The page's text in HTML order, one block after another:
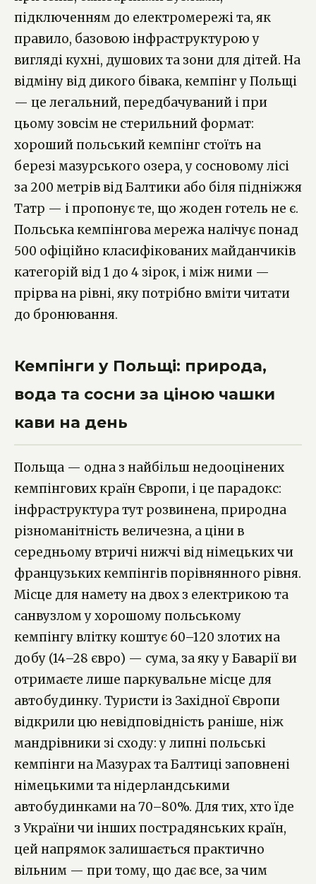
підключенням до електромережі та, як
правило, базовою інфраструктурою у
вигляді кухні, душових та зони для дітей. На
відміну від дикого бівака, кемпінг у Польщі
— це легальний, передбачуваний і при
цьому зовсім не стерильний формат:
хороший польський кемпінг стоїть на
березі мазурського озера, у сосновому лісі
за 200 метрів від Балтики або біля підніжжя
Татр — і пропонує те, що жоден готель не є.
Польська кемпінгова мережа налічує понад
500 офіційно класифікованих майданчиків
категорій від 1 до 4 зірок, і між ними —
прірва на рівні, яку потрібно вміти читати
до бронювання.
Кемпінги у Польщі: природа,
вода та сосни за ціною чашки
кави на день
Польща — одна з найбільш недооцінених
кемпінгових країн Європи, і це парадокс:
інфраструктура тут розвинена, природна
різноманітність величезна, а ціни в
середньому втричі нижчі від німецьких чи
французьких кемпінгів порівнянного рівня.
Місце для намету на двох з електрикою та
санвузлом у хорошому польському
кемпінгу влітку коштує 60–120 злотих на
добу (14–28 євро) — сума, за яку у Баварії ви
отримаєте лише паркувальне місце для
автобудинку. Туристи із Західної Європи
відкрили цю невідповідність раніше, ніж
мандрівники зі сходу: у липні польські
кемпінги на Мазурах та Балтиці заповнені
німецькими та нідерландськими
автобудинками на 70–80%. Для тих, хто їде
з України чи інших пострадянських країн,
цей напрямок залишається практично
вільним — при тому, що дає все, за чим